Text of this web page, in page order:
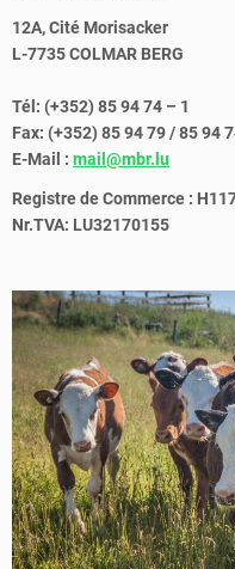
12A, Cité Morisacker
L-7735 COLMAR BERG
Tél: (+352) 85 94 74 – 1
Fax: (+352) 85 94 79 / 85 94
E-Mail : mail@mbr.lu
Registre de Commerce :
Nr.TVA: LU32170155